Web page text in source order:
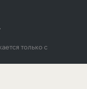
только с